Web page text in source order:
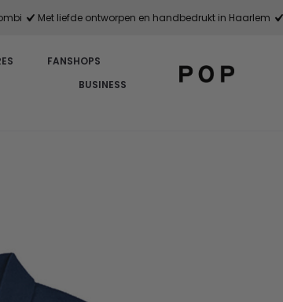
Met liefde ontworpen en handbedrukt in Haarlem
FANSHOPS
BUSINESS